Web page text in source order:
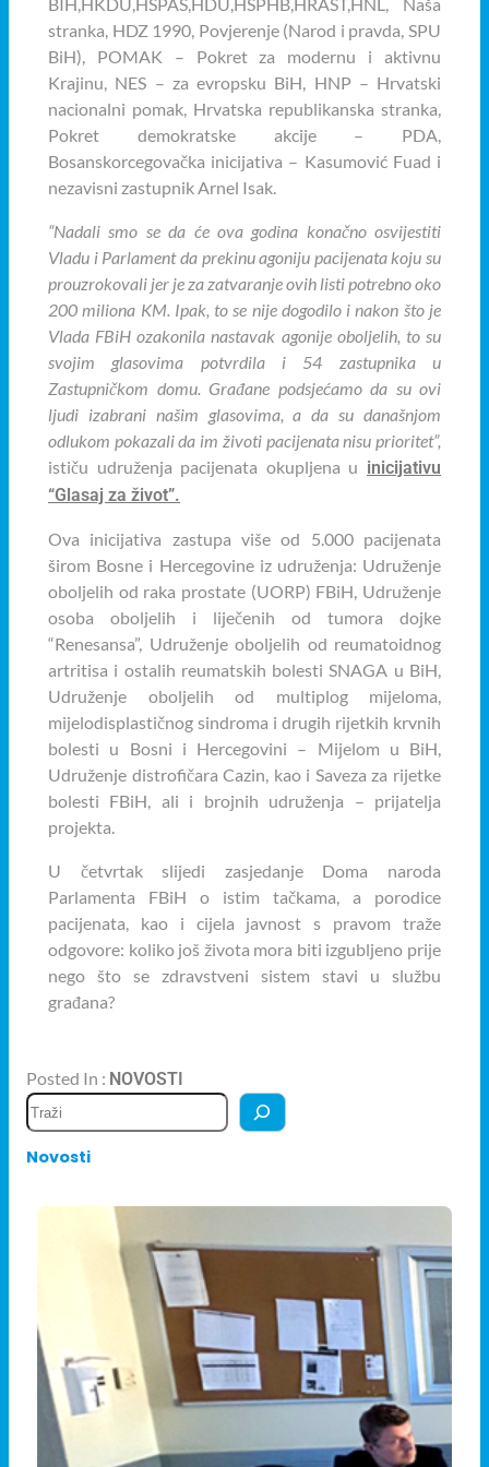
BIH,HKDU,HSPAS,HDU,HSPHB,HRAST,HNL, Naša
stranka, HDZ 1990, Povjerenje (Narod i pravda, SPU
BiH), POMAK – Pokret za modernu i aktivnu
Krajinu, NES – za evropsku BiH, HNP – Hrvatski
nacionalni pomak, Hrvatska republikanska stranka,
Pokret demokratske akcije – PDA,
Bosanskorcegovačka inicijativa – Kasumović Fuad i
nezavisni zastupnik Arnel Isak.
“Nadali smo se da će ova godina konačno osvijestiti
Vladu i Parlament da prekinu agoniju pacijenata koju su
prouzrokovali jer je za zatvaranje ovih listi potrebno oko
200 miliona KM. Ipak, to se nije dogodilo i nakon što je
Vlada FBiH ozakonila nastavak agonije oboljelih, to su
svojim glasovima potvrdila i 54 zastupnika u
Zastupničkom domu. Građane podsjećamo da su ovi
ljudi izabrani našim glasovima, a da su današnjom
odlukom pokazali da im životi pacijenata nisu prioritet”,
ističu udruženja pacijenata okupljena u inicijativu
“Glasaj za život”.
Ova inicijativa zastupa više od 5.000 pacijenata
širom Bosne i Hercegovine iz udruženja: Udruženje
oboljelih od raka prostate (UORP) FBiH, Udruženje
osoba oboljelih i liječenih od tumora dojke
“Renesansa”, Udruženje oboljelih od reumatoidnog
artritisa i ostalih reumatskih bolesti SNAGA u BiH,
Udruženje oboljelih od multiplog mijeloma,
mijelodisplastičnog sindroma i drugih rijetkih krvnih
bolesti u Bosni i Hercegovini – Mijelom u BiH,
Udruženje distrofičara Cazin, kao i Saveza za rijetke
bolesti FBiH, ali i brojnih udruženja – prijatelja
projekta.
U četvrtak slijedi zasjedanje Doma naroda
Parlamenta FBiH o istim tačkama, a porodice
pacijenata, kao i cijela javnost s pravom traže
odgovore: koliko još života mora biti izgubljeno prije
nego što se zdravstveni sistem stavi u službu
građana?
Posted In : NOVOSTI
Novosti